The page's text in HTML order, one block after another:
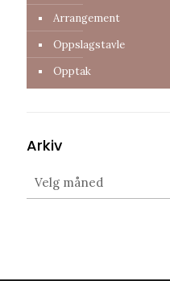
Arrangement
Oppslagstavle
Opptak
Arkiv